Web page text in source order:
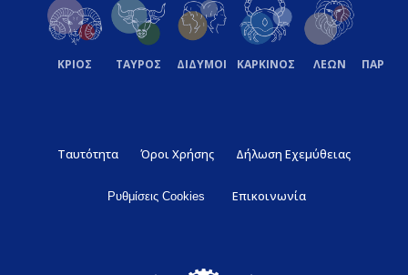
ΚΡΙΟΣ ΤΑΥΡΟΣ ΔΙΔΥΜΟΙ ΚΑΡΚΙΝΟΣ ΛΕΩΝ
Ταυτότητα Όροι Χρήσης Δήλωση Εχεμύθειας
Ρυθμίσεις Cookies Επικοινωνία